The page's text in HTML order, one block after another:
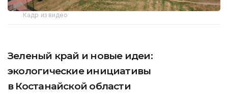
Кадр из видео
Зеленый край и новые идеи:
экологические инициативы
в Костанайской области